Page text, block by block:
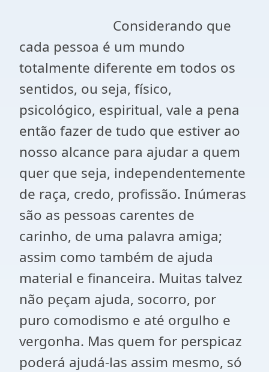
Considerando que
cada pessoa é um mundo
totalmente diferente em todos os
sentidos, ou seja, físico,
psicológico, espiritual, vale a pena
então fazer de tudo que estiver ao
nosso alcance para ajudar a quem
quer que seja, independentemente
de raça, credo, profissão. Inúmeras
são as pessoas carentes de
carinho, de uma palavra amiga;
assim como também de ajuda
material e financeira. Muitas talvez
não peçam ajuda, socorro, por
puro comodismo e até orgulho e
vergonha. Mas quem for perspicaz
poderá ajudá-las assim mesmo, só